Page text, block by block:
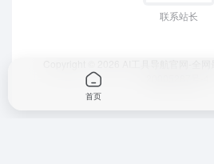
联系站长
首页